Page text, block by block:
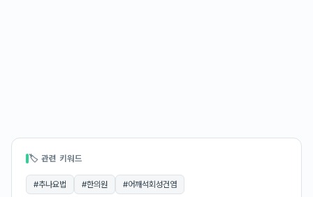
🏷 관련 키워드
#추나요법 #한의원 #어깨석회성건염